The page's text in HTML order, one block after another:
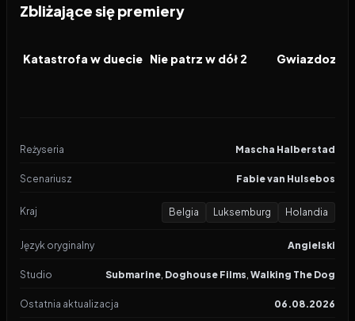
Zbliżające się premiery
FILM
Katastrofa w duecie FILM
Nie patrz w dół 2 FILM
Reżyseria Mascha Halberstad
Scenariusz Fabie van Hulsebos
Kraj Belgia Luksemburg Holandia
Język oryginalny Angielski
Studio Submarine, Doghouse Films, Walking The Dog
Ostatnia aktualizacja 06.08.2026